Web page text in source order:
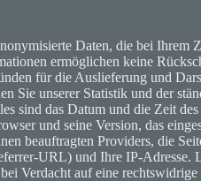
Daten, die bei Ihrem
ermöglichen keine
für die Auslieferung und
Sie unserer Statistik und der
sind das Datum und die Zeit
und seine Version, das
beauftragten Providers, die
URL) und Ihre IP-Adresse.
Verdacht auf eine